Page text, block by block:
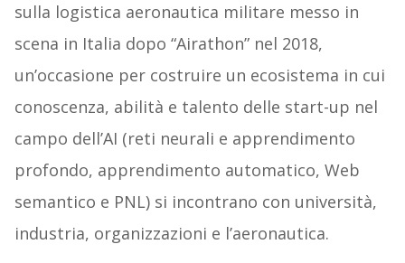
sulla logistica aeronautica militare messo in
scena in Italia dopo “Airathon” nel 2018,
un’occasione per costruire un ecosistema in cui
conoscenza, abilità e talento delle start-up nel
campo dell’AI (reti neurali e apprendimento
profondo, apprendimento automatico, Web
semantico e PNL) si incontrano con università,
industria, organizzazioni e l’aeronautica.